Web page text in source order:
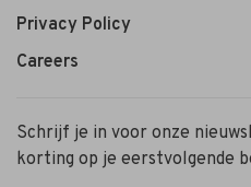
Privacy Policy
Careers
Schrijf je in voor onze
korting op je eerstvolgende